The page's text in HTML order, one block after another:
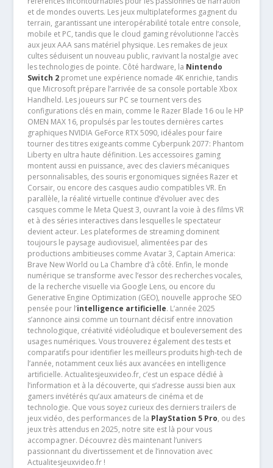
et de mondes ouverts. Les jeux multiplateformes gagnent du
terrain, garantissant une interopérabilité totale entre console,
mobile et PC, tandis que le cloud gaming révolutionne l’accès
aux jeux AAA sans matériel physique. Les remakes de jeux
cultes séduisent un nouveau public, ravivant la nostalgie avec
les technologies de pointe. Côté hardware, la Nintendo
Switch 2promet une expérience nomade 4K enrichie, tandis
que Microsoft prépare l’arrivée de sa console portable Xbox
Handheld. Les joueurs sur PC se tournent vers des
configurations clés en main, comme le Razer Blade 16 ou le HP
OMEN MAX 16, propulsés par les toutes dernières cartes
graphiques NVIDIA GeForce RTX 5090, idéales pour faire
tourner des titres exigeants comme Cyberpunk 2077: Phantom
Liberty en ultra haute définition. Les accessoires gaming
montent aussi en puissance, avec des claviers mécaniques
personnalisables, des souris ergonomiques signées Razer et
Corsair, ou encore des casques audio compatibles VR. En
parallèle, la réalité virtuelle continue d’évoluer avec des
casques comme le Meta Quest 3, ouvrant la voie à des films VR
et à des séries interactives dans lesquelles le spectateur
devient acteur. Les plateformes de streaming dominent
toujours le paysage audiovisuel, alimentées par des
productions ambitieuses comme Avatar 3, Captain America:
Brave New World ou La Chambre d’à côté. Enfin, le monde
numérique se transforme avec l’essor des recherches vocales,
de la recherche visuelle via Google Lens, ou encore du
Generative Engine Optimization (GEO), nouvelle approche SEO
pensée pour l’intelligence artificielle. L’année 2025
s’annonce ainsi comme un tournant décisif entre innovation
technologique, créativité vidéoludique et bouleversement des
usages numériques. Vous trouverez également des tests et
comparatifs pour identifier les meilleurs produits high-tech de
l’année, notamment ceux liés aux avancées en intelligence
artificielle. Actualitesjeuxvideo.fr, c’est un espace dédié à
l’information et à la découverte, qui s’adresse aussi bien aux
gamers invétérés qu’aux amateurs de cinéma et de
technologie. Que vous soyez curieux des derniers trailers de
jeux vidéo, des performances de la PlayStation 5 Pro, ou des
jeux très attendus en 2025, notre site est là pour vous
accompagner. Découvrez dès maintenant l’univers
passionnant du divertissement et de l’innovation avec
Actualitesjeuxvideo.fr !